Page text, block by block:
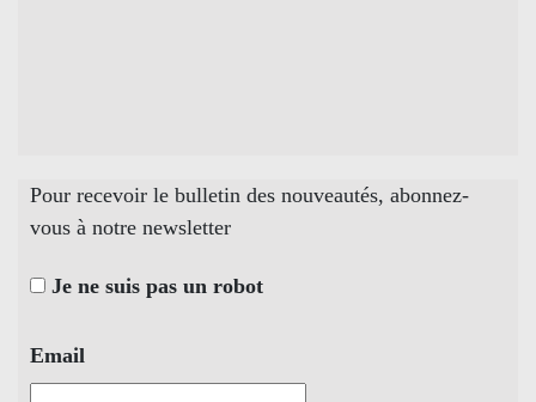
Pour recevoir le bulletin des nouveautés, abonnez-
vous à notre newsletter
Je ne suis pas un robot
Email